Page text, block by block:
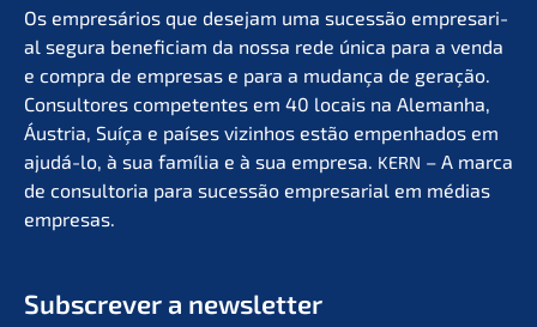
Os empresá­ri­os que desejam uma suces­são empre­sa­ri­
al segura benefi­ci­am da nossa rede única para a venda
e compra de empre­sas e para a mudan­ça de geração.
Consul­to­res compe­ten­tes em 40 locais na Aleman­ha,
Áustria, Suíça e países vizin­hos estão empen­ha­dos em
ajudá-lo, à sua família e à sua empre­sa. KERN – A marca
de consult­oria para suces­são empre­sa­ri­al em médias
empresas.
Subscrever a newsletter